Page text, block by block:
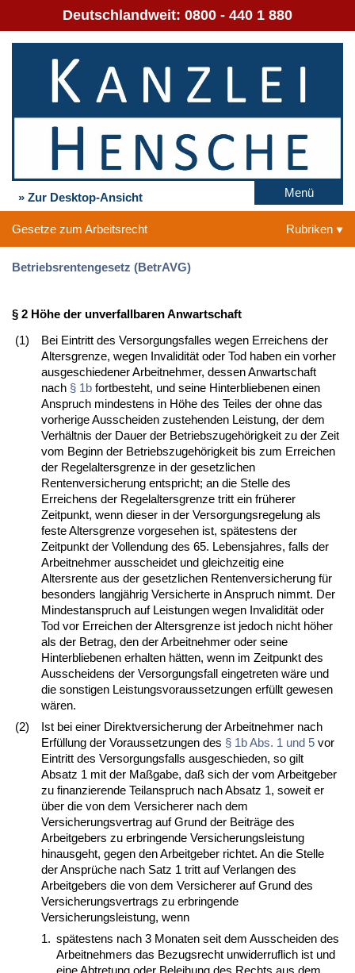
Deutschlandweit: 0800 - 440 1 880
» Zur Desktop-Ansicht Menü
Gesetze zum Arbeitsrecht Rubriken
Betriebsrentengesetz (BetrAVG)
§ 2 Höhe der unverfallbaren Anwartschaft
(1)
Bei Eintritt des Versorgungsfalles wegen Erreichens der
Altersgrenze, wegen Invalidität oder Tod haben ein vorher
ausgeschiedener Arbeitnehmer, dessen Anwartschaft
nach § 1b fortbesteht, und seine Hinterbliebenen einen
Anspruch mindestens in Höhe des Teiles der ohne das
vorherige Ausscheiden zustehenden Leistung, der dem
Verhältnis der Dauer der Betriebszugehörigkeit zu der Zeit
vom Beginn der Betriebszugehörigkeit bis zum Erreichen
der Regelaltersgrenze in der gesetzlichen
Rentenversicherung entspricht; an die Stelle des
Erreichens der Regelaltersgrenze tritt ein früherer
Zeitpunkt, wenn dieser in der Versorgungsregelung als
feste Altersgrenze vorgesehen ist, spätestens der
Zeitpunkt der Vollendung des 65. Lebensjahres, falls der
Arbeitnehmer ausscheidet und gleichzeitig eine
Altersrente aus der gesetzlichen Rentenversicherung für
besonders langjährig Versicherte in Anspruch nimmt. Der
Mindestanspruch auf Leistungen wegen Invalidität oder
Tod vor Erreichen der Altersgrenze ist jedoch nicht höher
als der Betrag, den der Arbeitnehmer oder seine
Hinterbliebenen erhalten hätten, wenn im Zeitpunkt des
Ausscheidens der Versorgungsfall eingetreten wäre und
die sonstigen Leistungsvoraussetzungen erfüllt gewesen
wären.
(2)
Ist bei einer Direktversicherung der Arbeitnehmer nach
Erfüllung der Voraussetzungen des § 1b Abs. 1 und 5 vor
Eintritt des Versorgungsfalls ausgeschieden, so gilt
Absatz 1 mit der Maßgabe, daß sich der vom Arbeitgeber
zu finanzierende Teilanspruch nach Absatz 1, soweit er
über die von dem Versicherer nach dem
Versicherungsvertrag auf Grund der Beiträge des
Arbeitgebers zu erbringende Versicherungsleistung
hinausgeht, gegen den Arbeitgeber richtet. An die Stelle
der Ansprüche nach Satz 1 tritt auf Verlangen des
Arbeitgebers die von dem Versicherer auf Grund des
Versicherungsvertrags zu erbringende
Versicherungsleistung, wenn
1. spätestens nach 3 Monaten seit dem Ausscheiden des
Arbeitnehmers das Bezugsrecht unwiderruflich ist und